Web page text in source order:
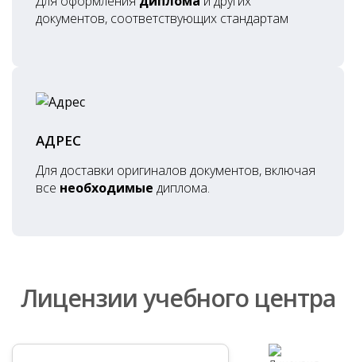
документов, соответствующих стандартам
АДРЕС
Для доставки оригиналов документов, включая
все необходимые диплома.
Лицензии учебного центра